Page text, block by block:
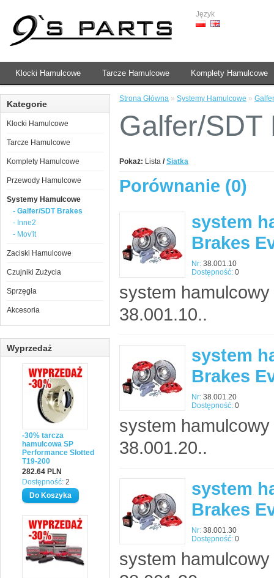
Język
Klocki Hamulcowe Tarcze Hamulcowe Komplety Hamulcowe
Kategorie
Klocki Hamulcowe
Tarcze Hamulcowe
Komplety Hamulcowe
Przewody Hamulcowe
Systemy Hamulcowe
- Galfer/SDT Brakes
- Inne2
- Mov'it
Zaciski Hamulcowe
Czujniki Zużycia
Sprzęgła
Akcesoria
Wyprzedaż
-30% tarcza
hamulcowa SP
Performance Slotted
T19-200
282.64 PLN
Dostępność: 2
Strona Główna » Systemy Hamulcowe »
Galfer/SDT
Pokaż: Lista / Siatka
Porównanie (0)
system
Brakes
Nr: 38.001.10
Dostępność: 0
system
38.001.10..
system
Brakes
Nr: 38.001.20
Dostępność: 0
system
38.001.20..
system
Brakes
Nr: 38.001.30
Dostępność: 0
system